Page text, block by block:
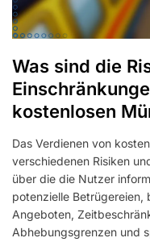
Was sind die
kostenlosen
Das Verdienen von
verschiedenen Risiken
über die die Nutzer
potenzielle
Angeboten,
Abhebungsgrenzen und